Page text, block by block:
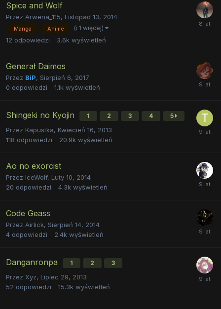
Spice and Wolf
Przez Arwena_115, Listopad 13, 2014
Manga Anime (i 1 więcej)
12 odpowiedzi 3.6k wyświetleń
Generał Daimos
Przez BiP, Sierpień 6, 2017
0 odpowiedzi 1.1k wyświetleń
Shingeki no Kyojin 1 2 3 4 5
Przez Kapustka, Kwiecień 16, 2013
118 odpowiedzi 20.9k wyświetleń
Ao no exorcist
Przez IceWolf, Luty 10, 2014
20 odpowiedzi 4.3k wyświetleń
Code Geass
Przez Airlick, Sierpień 14, 2014
4 odpowiedzi 2.4k wyświetleń
Danganronpa 1 2 3
Przez Xyz, Lipiec 29, 2013
52 odpowiedzi 15.3k wyświetleń